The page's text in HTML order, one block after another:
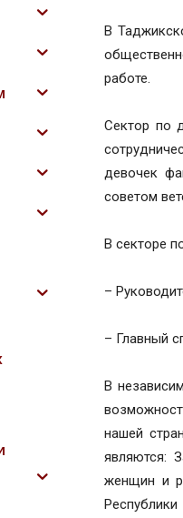
В
работе.
Сектор по
девочек
советом
В секторе
–
– Главный
В
нашей
являются:
женщин и